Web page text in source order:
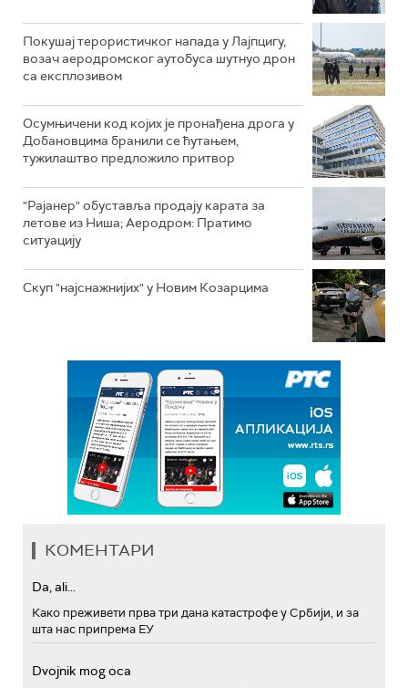
Покушај терористичког напада у Лајпцигу,
возач аеродромског аутобуса шутнуо дрон
са експлозивом
Осумњичени код којих је пронађена дрога у
Добановцима бранили се ћутањем,
тужилаштво предложило притвор
"Рајанер" обуставља продају карата за
летове из Ниша; Аеродром: Пратимо
ситуацију
Скуп "најснажнијих" у Новим Козарцима
КОМЕНТАРИ
Da, ali...
Како преживети прва три дана катастрофе у Србији, и за
шта нас припрема ЕУ
Dvojnik mog oca